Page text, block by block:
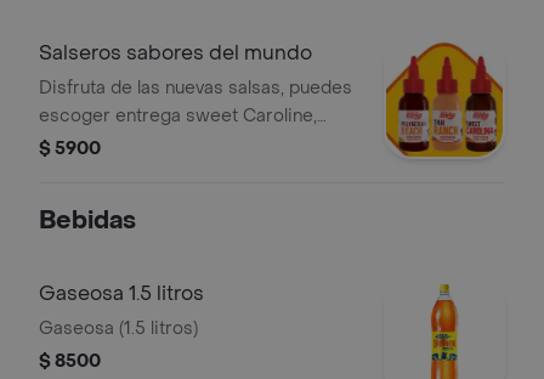
Salseros sabores del mundo
Disfruta de las nuevas salsas, puedes
escoger entrega sweet Caroline,
Polynesian beach o Thai ranch
$ 5900
Bebidas
Gaseosa 1.5 litros
Gaseosa (1.5 litros)
$ 8500